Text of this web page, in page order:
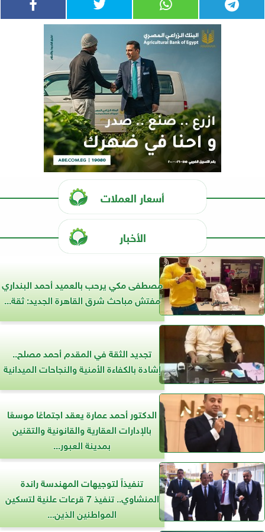
أسعار العملات
الأخبار
مصطفى مكي يرحب بالعميد أحمد البنداري
مفتش مباحث شرق القاهرة الجديد: ثقة...
تجديد الثقة في المقدم أحمد مصلح..
إشادة بالكفاءة الأمنية والنجاحات الميدانية
الدكتور أحمد عمارة يعقد اجتماعًا موسعًا
بالإدارات العقارية والقانونية والتقنين
بمدينة العبور...
تنفيذاً لتوجيهات المهندسة راندة
المنشاوي.. تنفيذ 7 قرعات علنية لتسكين
المواطنين الذين...